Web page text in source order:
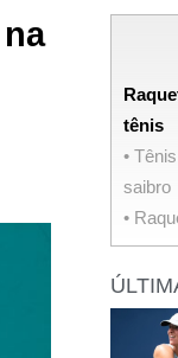
tênis
•
saibro
•